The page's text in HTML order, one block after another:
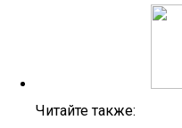
Читайте также: